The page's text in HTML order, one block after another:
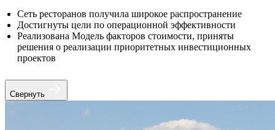
Сеть ресторанов получила широкое распространение
Достигнуты цели по операционной эффективности
Реализована Модель факторов стоимости, приняты
решения о реализации приоритетных инвестиционных
проектов
Свернуть